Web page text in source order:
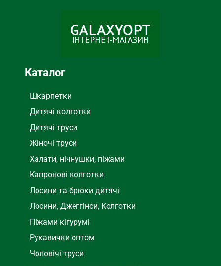
Каталог
Шкарпетки
Дитячі колготки
Дитячі труси
Жіночі труси
Халати, нічнушки, піжами
Капронові колготки
Лосини та брюки дитячі
Лосини, Джеггінси, Колготки
Піжами кігурумі
Рукавички оптом
Чоловічі труси